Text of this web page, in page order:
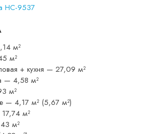
м²
м²
+ кухня — 27,09 м²
— 4,58 м²
м²
— 4,17 м² (5,67 м²)
м²
м²